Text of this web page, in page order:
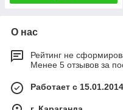
О нас
Рейтинг не
Менее 5 отзывов за
Работает с 15.01.2014